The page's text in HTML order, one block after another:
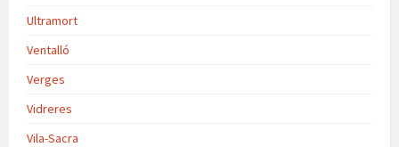
Ultramort
Ventalló
Verges
Vidreres
Vila-Sacra